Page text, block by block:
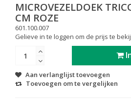
MICROVEZELDOEK
CM ROZE
601.100.007
Gelieve in te loggen om de prijs te
Aan verlanglijst toevoegen
Toevoegen om te vergelijken